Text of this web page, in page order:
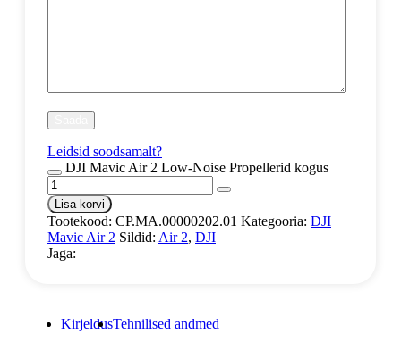
Leidsid soodsamalt?
DJI Mavic Air 2 Low-Noise Propellerid kogus
Lisa korvi
Tootekood: CP.MA.00000202.01 Kategooria: DJI
Mavic Air 2 Sildid: Air 2, DJI
Jaga:
KirjeldusTehnilised andmed